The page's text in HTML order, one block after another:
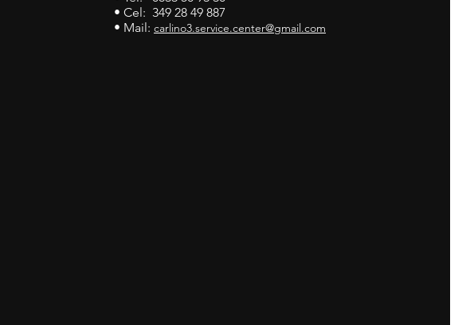
• Cel: 349 28 49 887
• Mail: carlino3.service.center@gmail.com